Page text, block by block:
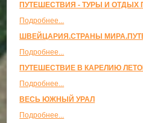
ПУТЕШЕСТВИЯ - ТУРЫ И ОТДЫХ
Подробнее...
ШВЕЙЦАРИЯ.СТРАНЫ
Подробнее...
ПУТЕШЕСТВИЕ В КАРЕЛИЮ
Подробнее...
ВЕСЬ ЮЖНЫЙ УРАЛ
Подробнее...